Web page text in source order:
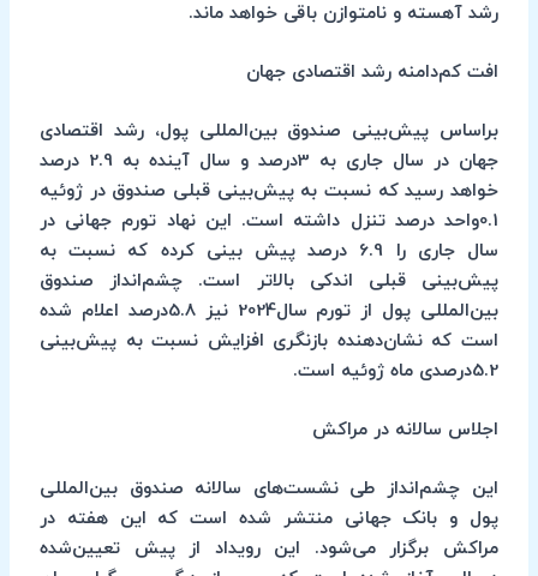
رشد آهسته و نامتوازن باقی خواهد ماند.
افت کم‌دامنه رشد اقتصادی جهان
براساس پیش‌بینی‌ صندوق بین‌المللی پول، رشد اقتصادی
جهان در سال جاری به 3درصد و سال آینده به 2.9 درصد
خواهد رسید که نسبت به پیش‌بینی قبلی صندوق در ژوئیه
0.1واحد درصد تنزل داشته است. این نهاد تورم جهانی در
سال جاری را 6.9 درصد پیش بینی کرده که نسبت به
پیش‌بینی قبلی اندکی بالاتر است. چشم‌انداز صندوق
بین‌المللی پول از تورم سال2024 نیز 5.8درصد اعلام شده
است که نشان‌دهنده بازنگری افزایش نسبت به پیش‌بینی
5.2درصدی ماه ژوئیه است.
اجلاس سالانه در مراکش
این چشم‌انداز طی نشست‌های سالانه صندوق بین‌المللی
پول و بانک جهانی منتشر شده است که این هفته در
مراکش برگزار می‌شود. این رویداد از پیش تعیین‌شده